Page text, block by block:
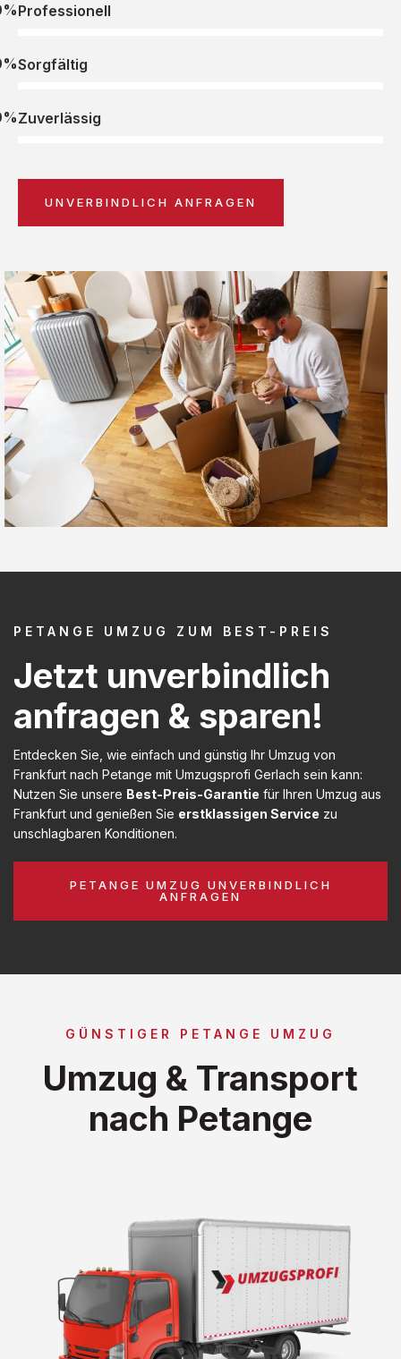
Professionell
Sorgfältig
Zuverlässig
UNVERBINDLICH ANFRAGEN
PETANGE UMZUG ZUM BEST-PREIS
Jetzt unverbindlich
anfragen & sparen!
Entdecken Sie, wie einfach und günstig Ihr Umzug von
Frankfurt nach Petange mit Umzugsprofi Gerlach sein kann:
Nutzen Sie unsere Best-Preis-Garantie für Ihren Umzug aus
Frankfurt und genießen Sie erstklassigen Service zu
unschlagbaren Konditionen.
PETANGE UMZUG UNVERBINDLICH
ANFRAGEN
GÜNSTIGER PETANGE UMZUG
Umzug & Transport
nach Petange